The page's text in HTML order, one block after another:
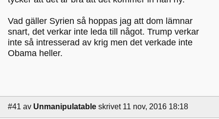
Vad gäller Syrien så hoppas jag att dom lämnar
snart, det verkar inte leda till något. Trump verkar
inte så intresserad av krig men det verkade inte
Obama heller.
#41 av Unmanipulatable skrivet 11 nov, 2016 18:18